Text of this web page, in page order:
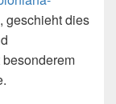
geschieht dies